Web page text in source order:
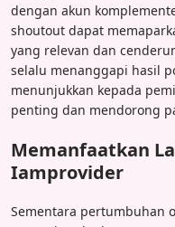
dengan akun
shoutout dapat
yang relevan dan
selalu menanggapi hasil
menunjukkan kepada
penting dan mendorong
Memanfaatkan
Iamprovider
Sementara pertumbuhan